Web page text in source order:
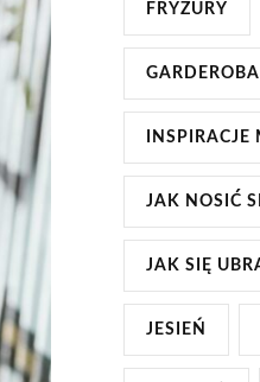
FRYZURY
JAK NOSIĆ
JAK SIĘ
JESIEŃ